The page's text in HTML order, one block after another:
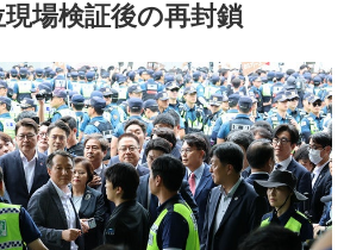
場検証後の再封鎖